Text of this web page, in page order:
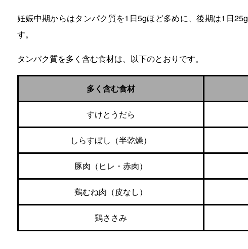
妊娠中期からはタンパク質を1日5gほど多めに、後期は1日
す。
タンパク質を多く含む食材は、以下のとおりです。
多く含む食材
すけとうだら
しらすぼし（半乾燥）
豚肉（ヒレ・赤肉）
鶏むね肉（皮なし）
鶏ささみ